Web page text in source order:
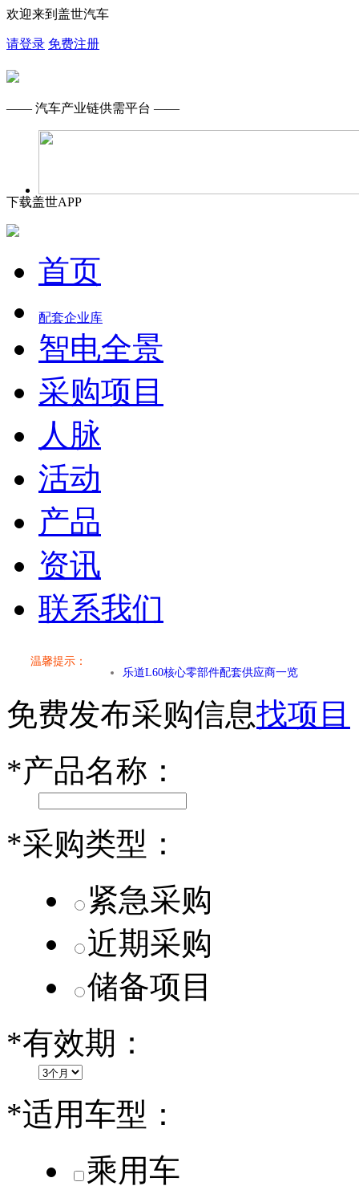
欢迎来到盖世汽车
请登录 免费注册
—— 汽车产业链供需平台 ——
下载盖世APP
首页
配套企业库
智电全景
采购项目
人脉
活动
产品
资讯
联系我们
温馨提示：
小米SU7核心零部件配套供应商一览
第二代 AION V核心零部件配套供应商一览
小米SU7核心零部件配套供应商一览
第二代 AION V核心零部件配套供应商一览
免费发布采购信息找项目
*产品名称：
*采购类型：
紧急采购
近期采购
储备项目
*有效期：
*适用车型：
乘用车